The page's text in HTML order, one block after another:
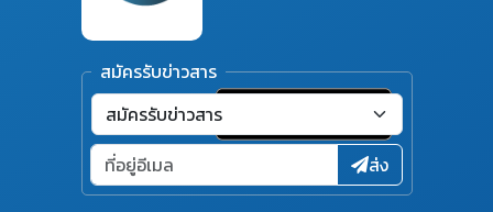
สมัครรับข่าวสาร
ส่ง